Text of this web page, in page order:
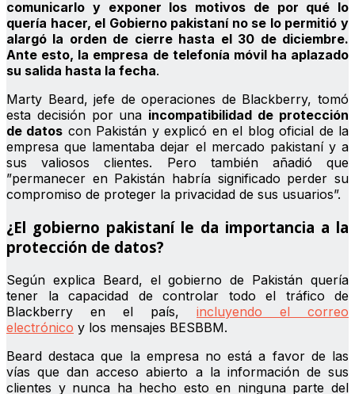
comunicarlo y exponer los motivos de por qué lo
quería hacer, el Gobierno pakistaní no se lo permitió y
alargó la orden de cierre hasta el 30 de diciembre.
Ante esto, la empresa de telefonía móvil ha aplazado
su salida hasta la fecha.
Marty Beard, jefe de operaciones de Blackberry, tomó
esta decisión por una incompatibilidad de protección
de datos con Pakistán y explicó en el blog oficial de la
empresa que lamentaba dejar el mercado pakistaní y a
sus valiosos clientes. Pero también añadió que
”permanecer en Pakistán habría significado perder su
compromiso de proteger la privacidad de sus usuarios”.
¿El gobierno pakistaní le da importancia a la
protección de datos?
Según explica Beard, el gobierno de Pakistán quería
tener la capacidad de controlar todo el tráfico de
Blackberry en el país, incluyendo el correo
electrónico y los mensajes BESBBM.
Beard destaca que la empresa no está a favor de las
vías que dan acceso abierto a la información de sus
clientes y nunca ha hecho esto en ninguna parte del